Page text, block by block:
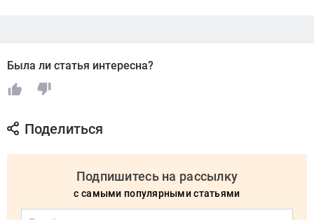
Была ли статья интересна?
Поделиться
Подпишитесь на рассылку
с самыми популярными статьями